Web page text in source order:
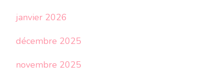
janvier 2026
décembre 2025
novembre 2025